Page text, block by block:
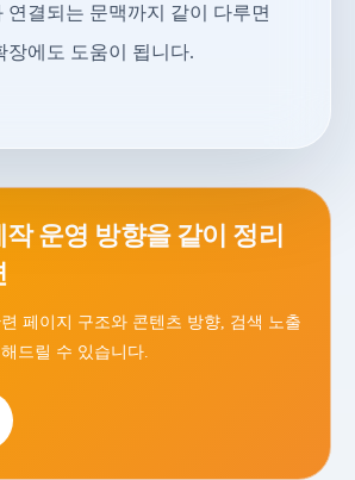
연결되는 문맥까지 같이 다루면
장에도 도움이 됩니다.
운영 방향을 같이 정리
페이지 구조와 콘텐츠 방향, 검색 노출
드릴 수 있습니다.